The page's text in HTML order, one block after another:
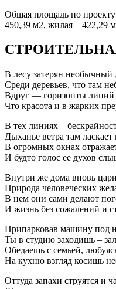
Общая площадь по проекту
450,39 м2, жилая – 422,29
В лесу затерян необычный
Среди деревьев, что там
Вдруг — горизонты линий
Что красота и в жарких
В тех линиях –
Дыханье ветра там
В огромных окнах
И будто голос ее духов
Внутри же дома вновь
Природа человеческих
В нем они сами делают
И жизнь без сожалений и
Припарковав машину под
Ты в студию заходишь –
Обедаешь с семьей,
На кухню взгляд косишь
Оттуда запахи струятся и